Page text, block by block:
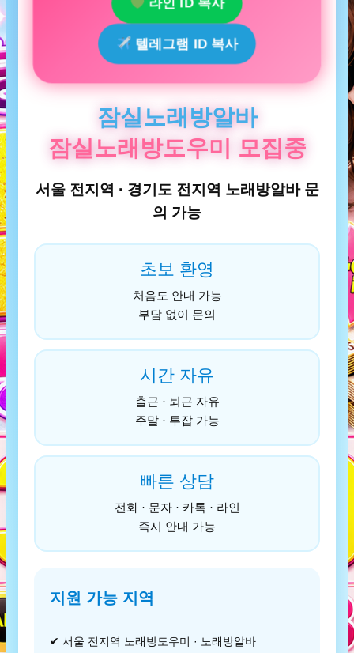
텔레그램 ID 복사
잠실노래방알바
잠실노래방도우미 모집중
서울 전지역 · 경기도 전지역 노래방알바 문
의 가능
초보 환영
처음도 안내 가능
부담 없이 문의
시간 자유
출근 · 퇴근 자유
주말 · 투잡 가능
빠른 상담
전화 · 문자 · 카톡 · 라인
즉시 안내 가능
지원 가능 지역
✔ 서울 전지역 노래방도우미 · 노래방알바